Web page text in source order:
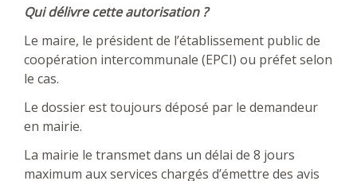
Qui délivre cette autorisation ?
Le maire, le président de l’établissement public de
coopération intercommunale (EPCI) ou préfet selon
le cas.
Le dossier est toujours déposé par le demandeur
en mairie.
La mairie le transmet dans un délai de 8 jours
maximum aux services chargés d’émettre des avis